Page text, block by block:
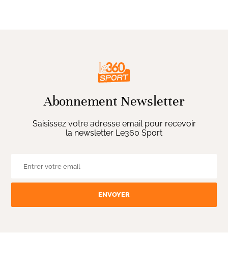
Abonnement Newsletter
Saisissez votre adresse email pour recevoir
la newsletter Le360 Sport
ENVOYER